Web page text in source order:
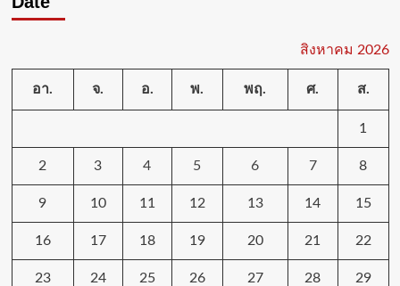
สิงหาคม 2026
อา. จ. อ. พ. พฤ. ศ. ส.
1
2 3 4 5 6 7 8
9 10 11 12 13 14 15
16 17 18 19 20 21 22
23 24 25 26 27 28 29